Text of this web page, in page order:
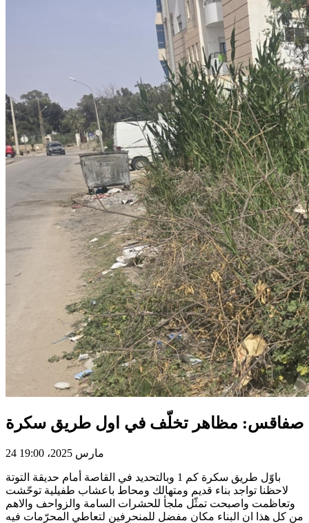
صفاقس: مظاهر تخلّف في اول طريق سكرة
24 مارس 2025، 19:00
باوّل طريق سكرة كم 1 وبالتحديد في القاصة أمام حديقة التوتة
لاحظنا تواجد بناء قديم ومتهالك ومحاط باعشاب طفيلية توحّشت
وتعاظمت واصبحت تمثّل ملجأ للحشرات السامة والزواحف والاهم
من كل هذا ان البناء مكان مفضل للمنحرفين لتعاطي المحرّمات فيه